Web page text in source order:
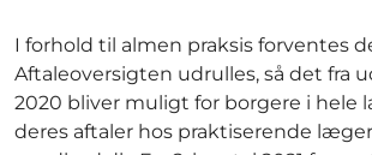
I forhold til almen praksis forventes
Aftaleoversigten udrulles, så det fra
2020 bliver muligt for borgere i hele
deres aftaler hos praktiserende